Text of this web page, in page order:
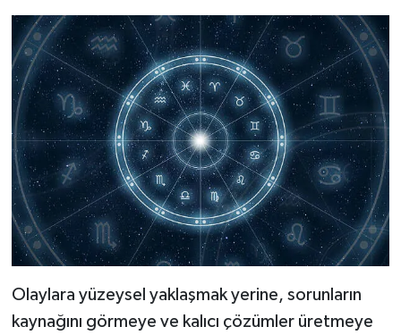
Olaylara yüzeysel yaklaşmak yerine, sorunların
kaynağını görmeye ve kalıcı çözümler üretmeye